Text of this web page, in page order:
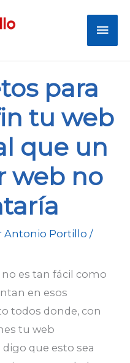
para
tu web
que un
web no
Antonio Portillo/
es tan fácil como
en esos
todos donde, con
tu web
que esto sea